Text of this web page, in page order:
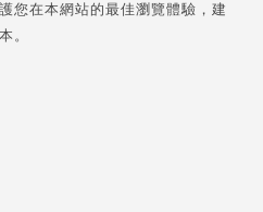
您在本網站的最佳瀏覽體驗，建
。